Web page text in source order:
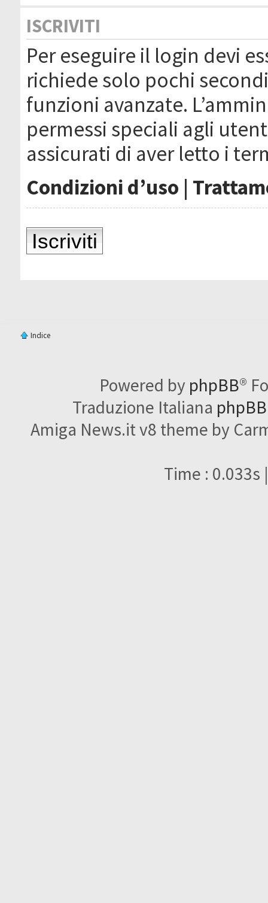
ISCRIVITI
Per eseguire il login devi
richiede solo pochi
funzioni avanzate.
permessi speciali agli
assicurati di aver letto i
Condizioni d’uso |
Iscriviti
Indice
Powered by phpBB®
Traduzione Italiana
Amiga News.it v8 theme by
Time : 0.033s